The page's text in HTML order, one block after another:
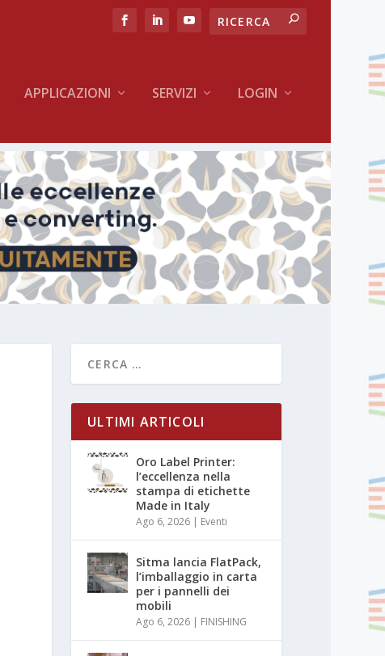
APPLICAZIONI SERVIZI LOGIN
ULTIMI ARTICOLI
Oro Label Printer:
l’eccellenza nella
stampa di etichette
Made in Italy
Ago 6, 2026 | Eventi
Sitma lancia FlatPack,
l’imballaggio in carta
per i pannelli dei
mobili
Ago 6, 2026 | FINISHING